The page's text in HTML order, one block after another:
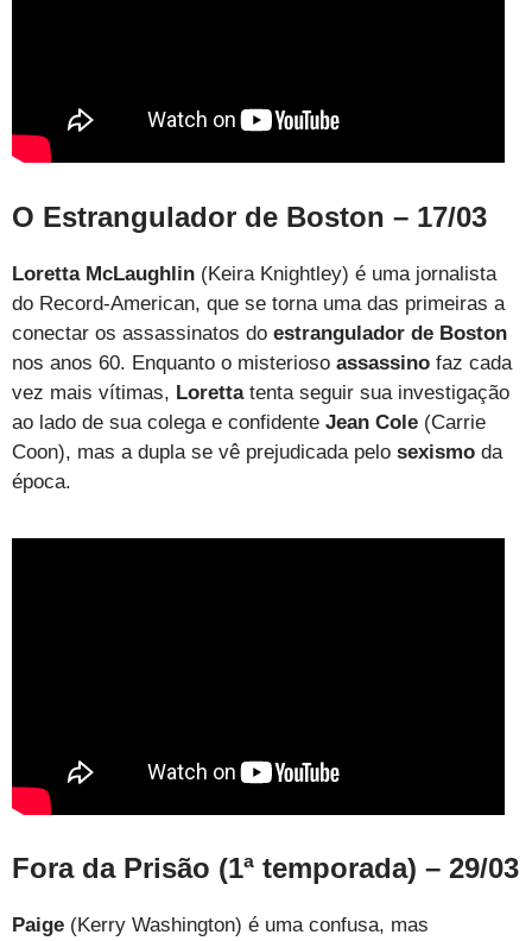
O Estrangulador de Boston – 17/03
Loretta McLaughlin (Keira Knightley) é uma jornalista
do Record-American, que se torna uma das primeiras a
conectar os assassinatos do estrangulador de Boston
nos anos 60. Enquanto o misterioso assassino faz cada
vez mais vítimas, Lorettatenta seguir sua investigação
ao lado de sua colega e confidente Jean Cole (Carrie
Coon), mas a dupla se vê prejudicada pelo sexismo da
época.
Fora da Prisão (1ª temporada) – 29/03
Paige (Kerry Washington) é uma confusa, mas